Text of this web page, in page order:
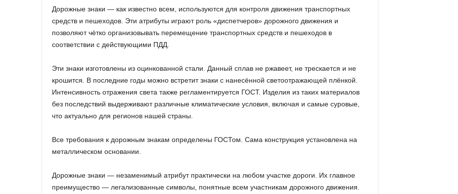
Дорожные знаки — как известно всем, используются для контроля движения транспортных
средств и пешеходов. Эти атрибуты играют роль «диспетчеров» дорожного движения и
позволяют чётко организовывать перемещение транспортных средств и пешеходов в
соответствии с действующими ПДД.
Эти знаки изготовлены из оцинкованной стали. Данный сплав не ржавеет, не трескается и не
крошится. В последние годы можно встретит знаки с нанесённой светоотражающей плёнкой.
Интенсивность отражения света также регламентируется ГОСТ. Изделия из таких материалов
без последствий выдерживают различные климатические условия, включая и самые суровые,
что актуально для регионов нашей страны.
Все требования к дорожным знакам определены ГОСТом. Сама конструкция установлена на
металлическом основании.
Дорожные знаки — незаменимый атрибут практически на любом участке дороги. Их главное
преимущество — легализованные символы, понятные всем участникам дорожного движения.